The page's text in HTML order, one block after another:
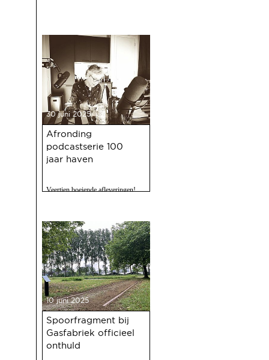
30 juni 2025
Afronding
podcastserie 100
jaar haven
Veertien boeiende afleveringen!
10 juni 2025
Spoorfragment bij
Gasfabriek officieel
onthuld